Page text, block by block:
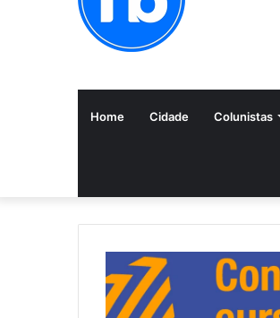
Home Cidade Colunistas